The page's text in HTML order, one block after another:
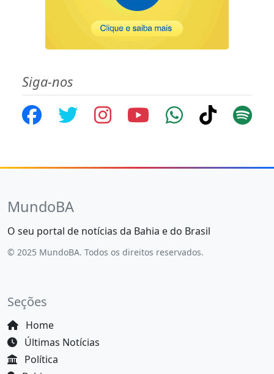
Siga-nos
MundoBA
O seu portal de notícias da Bahia e do Brasil
© 2025 MundoBA. Todos os direitos reservados.
Seções
Home
Últimas Notícias
Política